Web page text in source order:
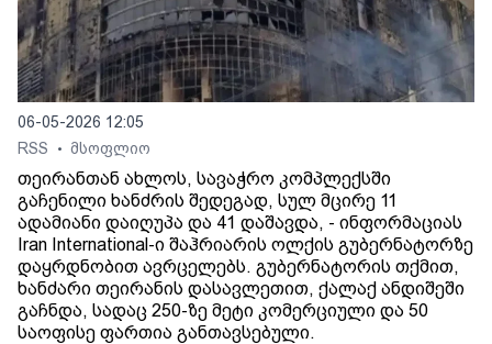
06-05-2026 12:05
RSS
• მსოფლიო
თეირანთან ახლოს, სავაჭრო კომპლექსში
გაჩენილი ხანძრის შედეგად, სულ მცირე 11
ადამიანი დაიღუპა და 41 დაშავდა, - ინფორმაციას
Iran International-ი შაჰრიარის ოლქის გუბერნატორზე
დაყრდნობით ავრცელებს. გუბერნატორის თქმით,
ხანძარი თეირანის დასავლეთით, ქალაქ ანდიშეში
გაჩნდა, სადაც 250-ზე მეტი კომერციული და 50
საოფისე ფართია განთავსებული.